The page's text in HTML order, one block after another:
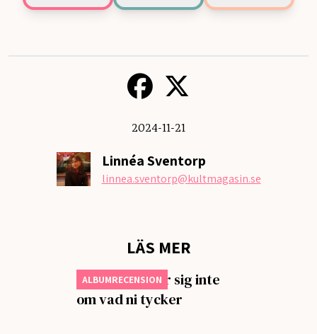
2024-11-21
Linnéa Sventorp
linnea.sventorp@kultmagasin.se
LÄS MER
ALBUMRECENSION
Charli xcx bryr sig inte
om vad ni tycker